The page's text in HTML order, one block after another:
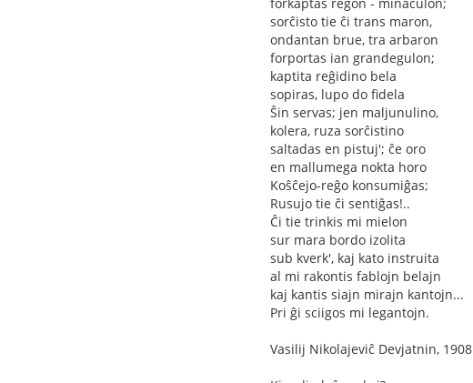
sorĉisto tie ĉi trans maron,
ondantan brue, tra arbaron
forportas ian grandegulon;
kaptita reĝidino bela
sopiras, lupo do fidela
Ŝin servas; jen maljunulino,
kolera, ruza sorĉistino
saltadas en pistuj'; ĉe oro
en mallumega nokta horo
Koŝĉejo-reĝo konsumiĝas;
Rusujo tie ĉi sentiĝas!..
Ĉi tie trinkis mi mielon
sur mara bordo izolita
sub kverk', kaj kato instruita
al mi rakontis fablojn belajn
kaj kantis siajn mirajn kantojn...
Pri ĝi sciigos mi legantojn.
Vasilij Nikolajeviĉ Devjatnin, 1908